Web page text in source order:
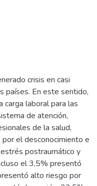
crisis en casi
países. En este sentido,
carga laboral para las
de atención,
de la salud,
el desconocimiento e
postraumático y
el 3,5% presentó
alto riesgo por